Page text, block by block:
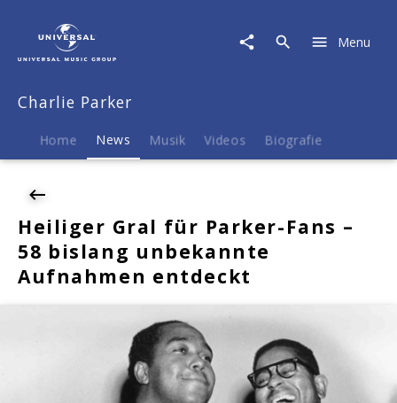
News
Heiliger
Parker-
bislang
unbekannte
Aufnahmen
entdeckt
Menu
Charlie Parker
Home News Musik Videos Biografie
Heiliger Gral für Parker-Fans –
58 bislang unbekannte
Aufnahmen entdeckt